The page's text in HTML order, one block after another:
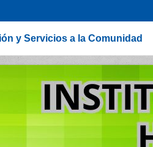
y Servicios a la Comunidad